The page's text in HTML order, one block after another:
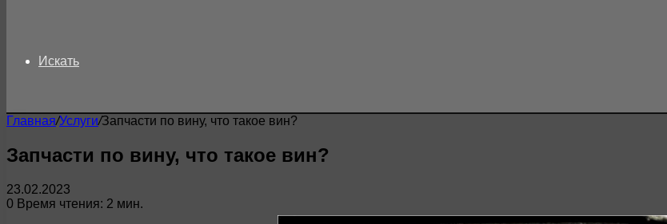
Искать
Главная/Услуги/Запчасти по вину, что такое вин?
Запчасти по вину, что такое вин?
23.02.2023
0 Время чтения: 2 мин.